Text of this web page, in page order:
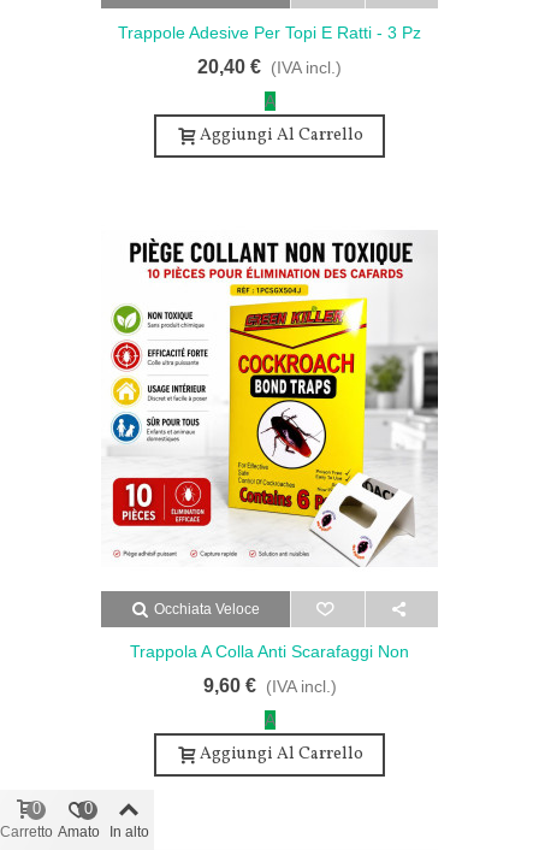
Trappole Adesive Per Topi E Ratti - 3 Pz
20,40 € (IVA incl.)
A
Aggiungi Al Carrello
Occhiata Veloce
Trappola A Colla Anti Scarafaggi Non
Tossica - Gialla 10 Pz
9,60 € (IVA incl.)
A
Aggiungi Al Carrello
Carretto
0
Amato
0
In alto